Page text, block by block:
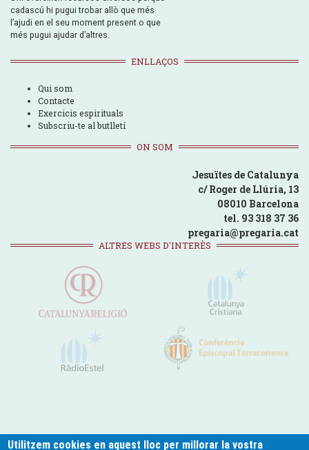
cadascú hi pugui trobar allò que més
l’ajudi en el seu moment present o que
més pugui ajudar d’altres.
ENLLAÇOS
Qui som
Contacte
Exercicis espirituals
Subscriu-te al butlletí
ON SOM
Jesuïtes de Catalunya
c/ Roger de Llúria, 13
08010 Barcelona
tel. 93 318 37 36
pregaria@pregaria.cat
ALTRES WEBS D'INTERÈS
Utilitzem cookies en aquest lloc per millorar la vostra